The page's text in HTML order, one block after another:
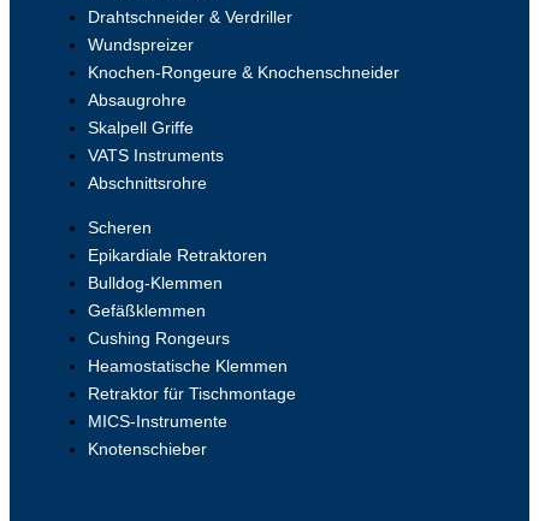
Drahtschneider & Verdriller
Wundspreizer
Knochen-Rongeure & Knochenschneider
Absaugrohre
Skalpell Griffe
VATS Instruments
Abschnittsrohre
Scheren
Epikardiale Retraktoren
Bulldog-Klemmen
Gefäßklemmen
Cushing Rongeurs
Heamostatische Klemmen
Retraktor für Tischmontage
MICS-Instrumente
Knotenschieber